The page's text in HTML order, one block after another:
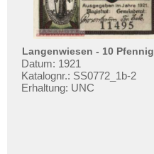
Lippe
Lippspringe
List
Löbau
Lobeda
Langenwiesen - 10
Datum: 1921
Katalognr.: SS0772_1b-2
Erhaltung: UNC